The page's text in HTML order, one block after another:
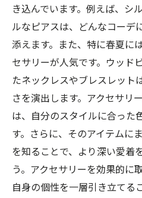
自分に似合う色と
ストーリーのある
シーンに合わせた
洗練された小物使
2025年の春夏を彩る個
法
ファッションイベ
ェック
パーソナルスタイ
用
き込んでいます。例えば、シ
ルなピアスは、どんなコーデ
添えます。また、特に春夏に
セサリーが人気です。ウッド
たネックレスやブレスレット
さを演出します。アクセサリ
は、自分のスタイルに合った
す。さらに、そのアイテムに
を知ることで、より深い愛着
う。アクセサリーを効果的に
自身の個性を一層引き立てる